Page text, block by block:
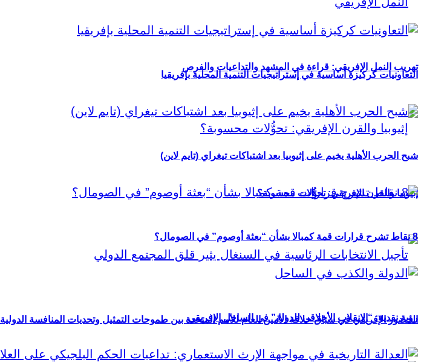
تهريب النمل الإفريقي: قراءة في المشهد والتداعيات والفرص
إثيوبيا والقرن الإفريقي: تحوُّلات محسوبة؟
الحضور الإفريقي في سباق خلافة الأمين العام للأمم المتحدة بين طموحات التمثيل وتحديات المنافسة الدولية
التعاونيات كركيزة أساسية في إستراتيجيات التنمية المحلية بإفريقيا
شبح الحرب الأهلية يخيم على إثيوبيا بعد اشتباكات تيغراي (تايم لاين)
8 نقاط تشرح قرارات قمة كمبالا بشأن “بعثة أوصوم” في الصومال؟
رؤية نقدية: “الانقلاب الأخلاقي للدولة” في الساحل الإفريقي